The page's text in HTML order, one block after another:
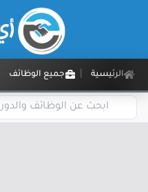
الرئيسية جميع الوظائف